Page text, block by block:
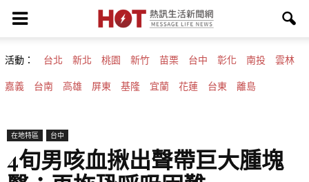
活動： 台北 新北 桃園 新竹 苗栗 台中 彰化 南投 雲林
嘉義 台南 高雄 屏東 基隆 宜蘭 花蓮 台東 離島
在地特區 台中
4旬男咳血揪出聲帶巨大腫塊